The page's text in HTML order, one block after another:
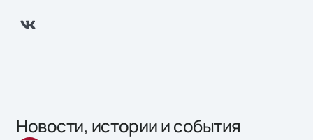
Новости, истории и события